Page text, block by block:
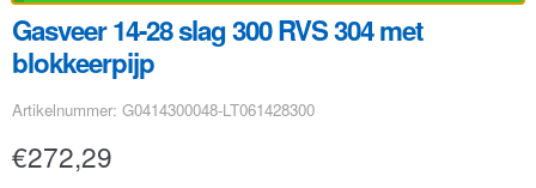
Gasveer 14-28 slag 300 RVS 304 met
blokkeerpijp
Artikelnummer: G0414300048-LT061428300
€272,29